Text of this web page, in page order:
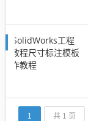
1 共 1 页